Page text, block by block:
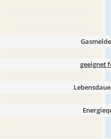
geeignet